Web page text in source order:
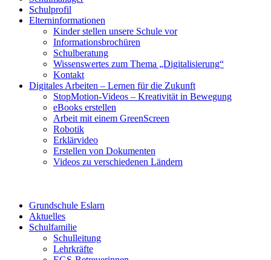
Schulprofil
Elterninformationen
Kinder stellen unsere Schule vor
Informationsbrochüren
Schulberatung
Wissenswertes zum Thema „Digitalisierung“
Kontakt
Digitales Arbeiten – Lernen für die Zukunft
StopMotion-Videos – Kreativität in Bewegung
eBooks erstellen
Arbeit mit einem GreenScreen
Robotik
Erklärvideo
Erstellen von Dokumenten
Videos zu verschiedenen Ländern
Grundschule Eslarn
Aktuelles
Schulfamilie
Schulleitung
Lehrkräfte